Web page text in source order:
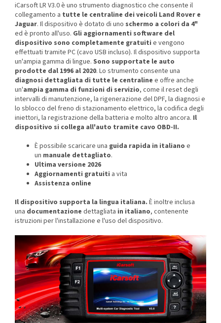
iCarsoft LR V3.0 è uno strumento diagnostico che consente il
collegamento a tutte le centraline dei veicoli Land Rover e
Jaguar. Il dispositivo è dotato di uno schermo a colori da 4"
ed è pronto all'uso. Gli aggiornamenti software del
dispositivo sono completamente gratuiti e vengono
effettuati tramite PC (cavo USB incluso). Il dispositivo supporta
un'ampia gamma di lingue. Sono supportate le auto
prodotte dal 1996 al 2020. Lo strumento consente una
diagnosi dettagliata di tutte le centraline e offre anche
un'ampia gamma di funzioni di servizio, come il reset degli
intervalli di manutenzione, la rigenerazione del DPF, la diagnosi e
lo sblocco del freno di stazionamento elettrico, la codifica degli
iniettori, la registrazione della batteria e molto altro ancora. Il
dispositivo si collega all'auto tramite cavo OBD-II.
È possibile scaricare una guida rapida in italiano e
un manuale dettagliato.
Ultima versione 2026
Aggiornamenti gratuiti a vita
Assistenza online
Il dispositivo supporta la lingua italiana. È inoltre inclusa
una documentazione dettagliata in italiano, contenente
istruzioni per l'installazione e l'uso del dispositivo.